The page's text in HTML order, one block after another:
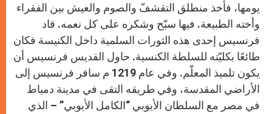
يومها، فأخذ منطلق التقشفّ والصوم والعيش بين الفقراء
وأخته الطبيعة. فيها سبّح وشكره على كل نعمه. قاد
فرنسيس إحدى هذه الثورات السلمية داخل الكنيسة فكان
طائعًا بكليّته للسلطة الكنسية. حاول القديس فرنسيس أن
يكون تلميذ المعلّم. وفي عام 1219 م سافر فرنسيس إلى
الأراضي المقدسة، وفي طريقه التقى في مدينة دمياط
في مصر مع السلطان الأيوبي “الكامل الأيوبي” – الذي